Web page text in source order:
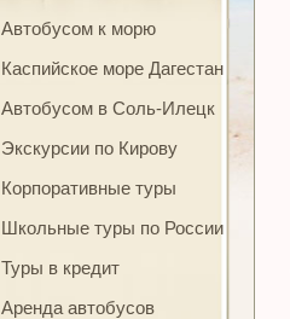
Автобусом к морю
Каспийское море Дагестан
Автобусом в Соль-Илецк
Экскурсии по Кирову
Корпоративные туры
Школьные туры по России
Туры в кредит
Аренда автобусов